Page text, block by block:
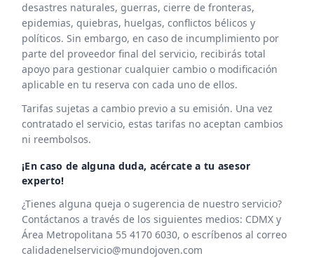
desastres naturales, guerras, cierre de fronteras,
epidemias, quiebras, huelgas, conflictos bélicos y
políticos. Sin embargo, en caso de incumplimiento por
parte del proveedor final del servicio, recibirás total
apoyo para gestionar cualquier cambio o modificación
aplicable en tu reserva con cada uno de ellos.
Tarifas sujetas a cambio previo a su emisión. Una vez
contratado el servicio, estas tarifas no aceptan cambios
ni reembolsos.
¡En caso de alguna duda, acércate a tu asesor
experto!
¿Tienes alguna queja o sugerencia de nuestro servicio?
Contáctanos a través de los siguientes medios: CDMX y
Área Metropolitana 55 4170 6030, o escríbenos al correo
calidadenelservicio@mundojoven.com